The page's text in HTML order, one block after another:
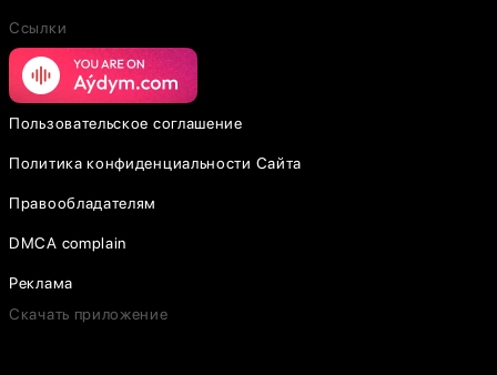
Ссылки
Пользовательское соглашение
Политика конфиденциальности Сайта
Правообладателям
DMCA complain
Реклама
Скачать приложение